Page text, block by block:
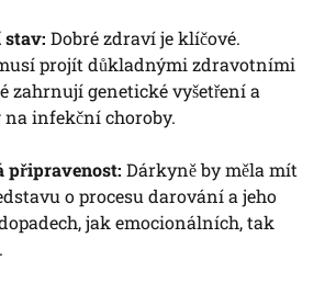
Dobré ⁣zdraví ‌je klíčové.
projít důkladnými ⁣zdravotními
zahrnují genetické vyšetření a
⁢na ​infekční choroby.
připravenost: Dárkyně‍ by ⁣měla mít
o procesu darování a jeho
jak emocionálních, ​tak